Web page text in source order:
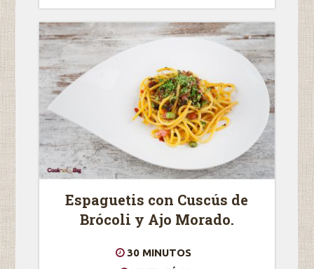
Espaguetis con Cuscús de
Brócoli y Ajo Morado.
30 MINUTOS